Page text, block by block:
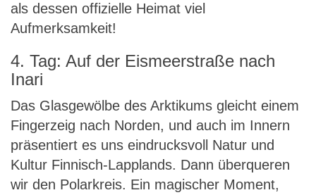
als dessen offizielle Heimat viel
Aufmerksamkeit!
4. Tag: Auf der Eismeerstraße nach
Inari
Das Glasgewölbe des Arktikums gleicht einem
Fingerzeig nach Norden, und auch im Innern
präsentiert es uns eindrucksvoll Natur und
Kultur Finnisch-Lapplands. Dann überqueren
wir den Polarkreis. Ein magischer Moment,